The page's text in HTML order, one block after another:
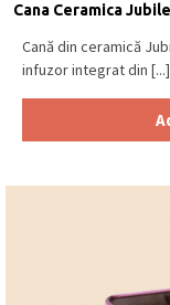
Cana Ceramica
Cană din ceramică
infuzor integrat din [...]